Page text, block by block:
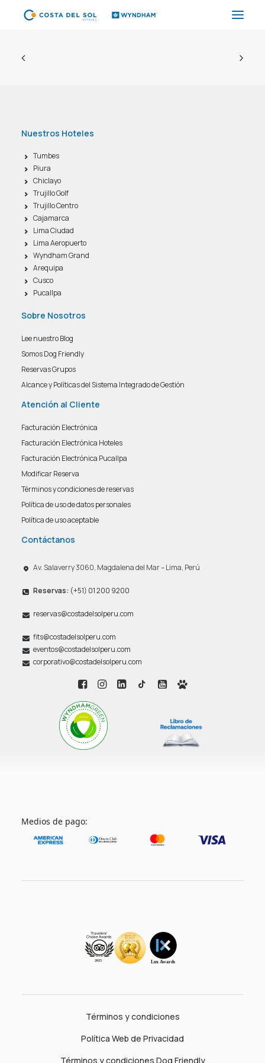
HOTELES
EVENTOS
SPA
CORPORATIVO
ES
(+51) 01 200 9200
AGENCIAS/EMPRESAS
Nuestros Hoteles
Tumbes
Piura
Chiclayo
Trujillo Golf
Trujillo Centro
Cajamarca
Lima Ciudad
Lima Aeropuerto
Wyndham Grand
Arequipa
Cusco
Pucallpa
Sobre Nosotros
Lee nuestro Blog
Somos Dog Friendly
Reservas Grupos
Alcance y Políticas del Sistema Integrado de Gestión
Atención al Cliente
Facturación Electrónica
Facturación Electrónica Hoteles
Facturación Electrónica Pucallpa
Modificar Reserva
Términos y condiciones de reservas
Política de uso de datos personales
Política de uso aceptable
Contáctanos
Av. Salaverry 3060, Magdalena del Mar – Lima, Perú
Reservas: (+51) 01 200 9200
reservas@costadelsolperu.com
fits@costadelsolperu.com
eventos@costadelsolperu.com
corporativo@costadelsolperu.com
Medios de pago:
Términos y condiciones
Política Web de Privacidad
Términos y condiciones Dog Friendly